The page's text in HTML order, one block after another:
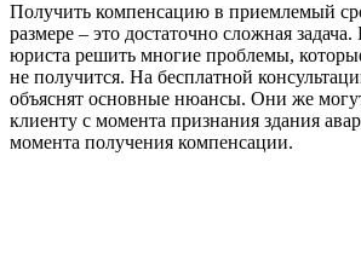
Получить компенсацию в приемлемый
размере – это достаточно сложная
юриста решить многие проблемы,
не получится. На бесплатной
объяснят основные нюансы. Они же
клиенту с момента признания здания
момента получения компенсации.